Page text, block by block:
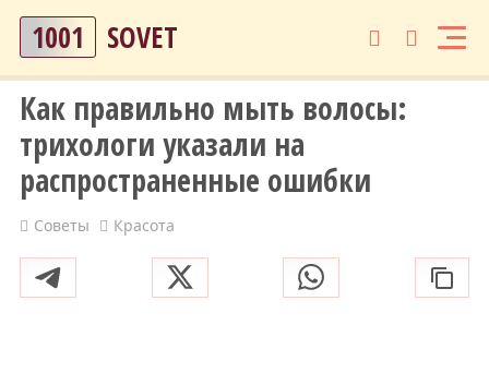
1001 SOVET
Как правильно мыть волосы:
трихологи указали на
распространенные ошибки
Советы Красота